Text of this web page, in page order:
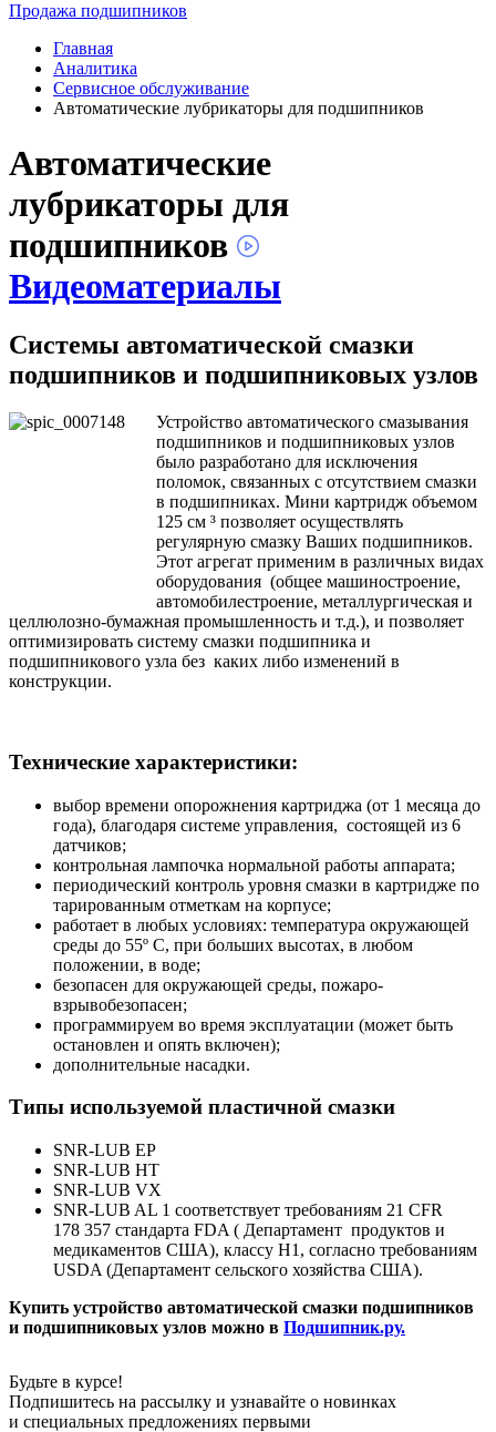
Продажа подшипников
Главная
Аналитика
Сервисное обслуживание
Автоматические лубрикаторы для подшипников
Автоматические
лубрикаторы для
подшипников
Видеоматериалы
Системы автоматической смазки
подшипников и подшипниковых узлов
Устройство автоматического смазывания
подшипников и подшипниковых узлов
было разработано для исключения
поломок, связанных с отсутствием смазки
в подшипниках. Мини картридж объемом
125 см ³ позволяет осуществлять
регулярную смазку Ваших подшипников.
Этот агрегат применим в различных видах
оборудования (общее машиностроение,
автомобилестроение, металлургическая и
целлюлозно-бумажная промышленность и т.д.), и позволяет
оптимизировать систему смазки подшипника и
подшипникового узла без каких либо изменений в
конструкции.
Технические характеристики:
выбор времени опорожнения картриджа (от 1 месяца до
года), благодаря системе управления, состоящей из 6
датчиков;
контрольная лампочка нормальной работы аппарата;
периодический контроль уровня смазки в картридже по
тарированным отметкам на корпусе;
работает в любых условиях: температура окружающей
среды до 55º С, при больших высотах, в любом
положении, в воде;
безопасен для окружающей среды, пожаро-
взрывобезопасен;
программируем во время эксплуатации (может быть
остановлен и опять включен);
дополнительные насадки.
Типы используемой пластичной смазки
SNR-LUB EP
SNR-LUB HT
SNR-LUB VX
SNR-LUB AL 1 соответствует требованиям 21 CFR
178 357 стандарта FDA ( Департамент продуктов и
медикаментов США), классу Н1, согласно требованиям
USDA (Департамент сельского хозяйства США).
Купить устройство автоматической смазки подшипников
и подшипниковых узлов можно в Подшипник.ру.
Будьте в курсе!
Подпишитесь на рассылку и узнавайте о новинках
и специальных предложениях первыми